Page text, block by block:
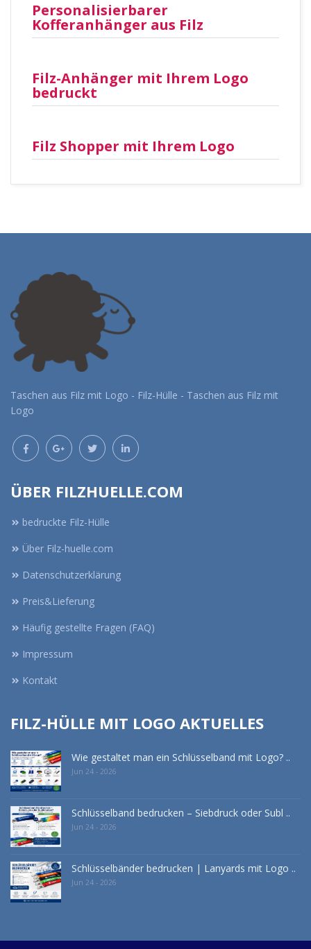
Personalisierbarer
Kofferanhänger aus Filz
Filz-Anhänger mit Ihrem Logo
bedruckt
Filz Shopper mit Ihrem Logo
Taschen aus Filz mit Logo - Filz-Hülle - Taschen aus Filz mit
Logo
ÜBER FILZHUELLE.COM
bedruckte Filz-Hülle
Über Filz-huelle.com
Datenschutzerklärung
Preis&Lieferung
Häufig gestellte Fragen (FAQ)
Impressum
Kontakt
FILZ-HÜLLE MIT LOGO AKTUELLES
Wie gestaltet man ein Schlüsselband mit Logo? ..
Jun 24 - 2026
Schlüsselband bedrucken – Siebdruck oder Subl ..
Jun 24 - 2026
Schlüsselbänder bedrucken | Lanyards mit Logo ..
Jun 24 - 2026